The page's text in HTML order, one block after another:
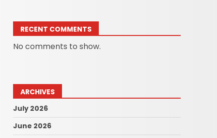
RECENT COMMENTS
No comments to show.
ARCHIVES
July 2026
June 2026